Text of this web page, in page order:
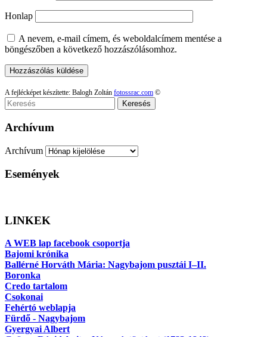
Honlap
A nevem, e-mail címem, és weboldalcímem mentése a
böngészőben a következő hozzászólásomhoz.
A fejlécképet készítette: Balogh Zoltán fotossrac.com ©
Keresés
Archívum
Archívum
Események
LINKEK
A WEB lap facebook csoportja
Bajomi krónika
Ballérné Horváth Mária: Nagybajom pusztái I–II.
Boronka
Credo tartalom
Csokonai
Fehértó weblapja
Fürdő - Nagybajom
Gyergyai Albert